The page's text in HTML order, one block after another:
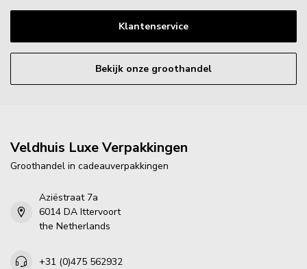
Klantenservice
Bekijk onze groothandel
Veldhuis Luxe Verpakkingen
Groothandel in cadeauverpakkingen
Aziëstraat 7a
6014 DA Ittervoort
the Netherlands
+31 (0)475 562932